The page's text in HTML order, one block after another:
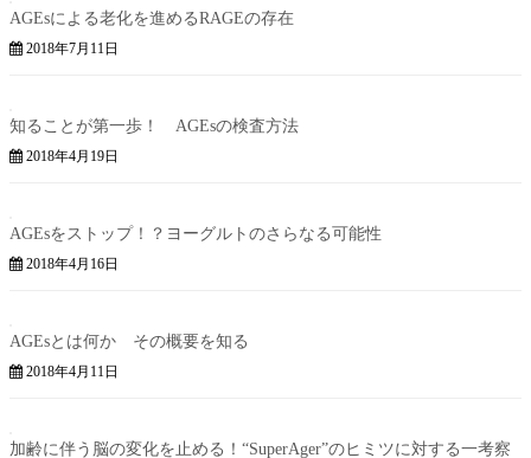
AGEsによる老化を進めるRAGEの存在
2018年7月11日
知ることが第一歩！ AGEsの検査方法
2018年4月19日
AGEsをストップ！？ヨーグルトのさらなる可能性
2018年4月16日
AGEsとは何か その概要を知る
2018年4月11日
加齢に伴う脳の変化を止める！“SuperAger”のヒミツに対する一考察